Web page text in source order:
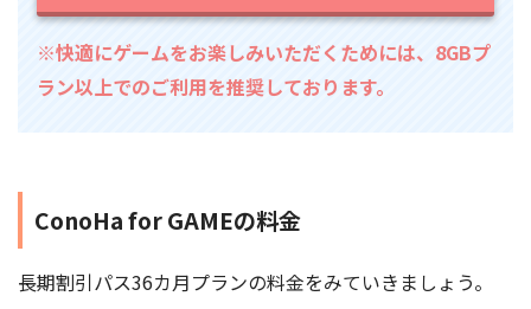
※快適にゲームをお楽しみいただくためには、8GBプ
ラン以上でのご利用を推奨しております。
ConoHa for GAMEの料金
長期割引パス36カ月プランの料金をみていきましょう。